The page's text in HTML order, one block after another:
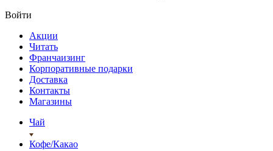
Войти
Акции
Читать
Франчаизинг
Корпоративные подарки
Доставка
Контакты
Магазины
Чай
Кофе/Какао